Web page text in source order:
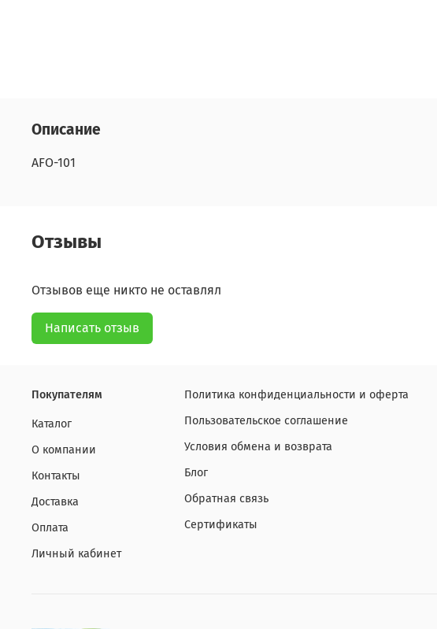
Описание
AFO-101
Отзывы
Отзывов еще никто не оставлял
Написать отзыв
Покупателям
Каталог
О компании
Контакты
Доставка
Оплата
Личный кабинет
Политика конфиденциальности и оферта
Пользовательское соглашение
Условия обмена и возврата
Блог
Обратная связь
Сертификаты